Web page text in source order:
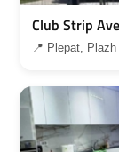
Club Strip
📍 Plepat,